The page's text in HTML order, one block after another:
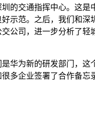
的交通指挥中心。这
示范。之后，我们和深
公司，进一步分析了
华为新的研发部门，这
多企业签署了合作备